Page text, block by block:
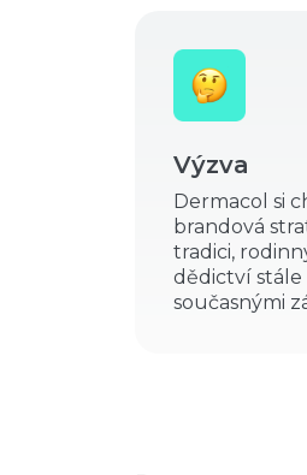
Výzva
Dermacol si
brandová
tradici,
dědictví stále
současnými